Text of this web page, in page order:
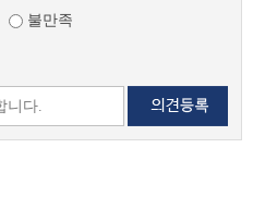
불만족